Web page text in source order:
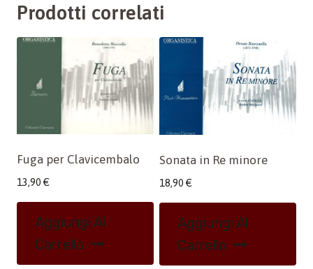
Prodotti correlati
Fuga per Clavicembalo
13,90 €
Aggiungi Al
Carrello
Sonata in Re minore
18,90 €
Aggiungi Al
Carrello